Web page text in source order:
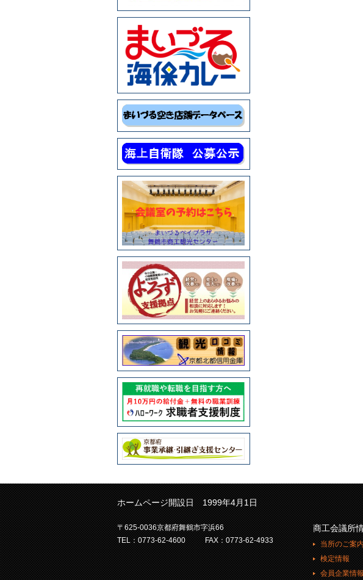
ホームページ開設日 1999年4月1日
〒625-0036京都府舞鶴市字浜66
TEL：0773-62-4600
FAX：0773-62-4933
商工会議所
当所のご案
検定情報
会員企業情